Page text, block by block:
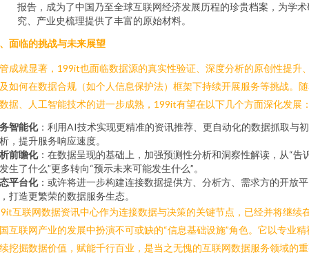
报告，成为了中国乃至全球互联网经济发展历程的珍贵档案，为学术
究、产业史梳理提供了丰富的原始材料。
面临的挑战与未来展望
成就显著，199it也面临数据源的真实性验证、深度分析的原创性提升
如何在数据合规（如个人信息保护法）框架下持续开展服务等挑战。
据、人工智能技术的进一步成熟，199it有望在以下几个方面深化发展
智能化：利用AI技术实现更精准的资讯推荐、更自动化的数据抓取与
，提升服务响应速度。
前瞻化：在数据呈现的基础上，加强预测性分析和洞察性解读，从“告
生了什么”更多转向“预示未来可能发生什么”。
平台化：或许将进一步构建连接数据提供方、分析方、需求方的开放平
打造更繁荣的数据服务生态。
互联网数据资讯中心作为连接数据与决策的关键节点，已经并将继续
互联网产业的发展中扮演不可或缺的“信息基础设施”角色。它以专业精
挖掘数据价值，赋能千行百业，是当之无愧的互联网数据服务领域的